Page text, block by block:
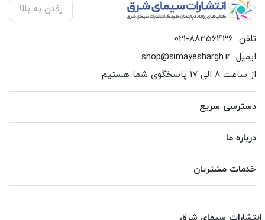
رفتن به بالا
تلفن 021-88356436
ایمیل shop@simayeshargh.ir
از ساعت 8 الی 17 پاسخگوی شما هستیم.
دسترسی سریع
درباره ما
خدمات مشتریان